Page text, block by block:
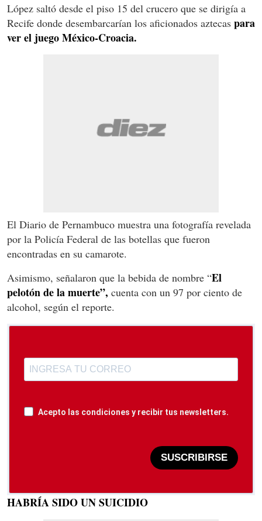
López saltó desde el piso 15 del crucero que se dirigía a
Recife donde desembarcarían los aficionados aztecas para
ver el juego México-Croacia.
El Diario de Pernambuco muestra una fotografía revelada
por la Policía Federal de las botellas que fueron
encontradas en su camarote.
Asimismo, señalaron que la bebida de nombre “El
pelotón de la muerte”, cuenta con un 97 por ciento de
alcohol, según el reporte.
Acepto las condiciones y recibir tus newsletters.
SUSCRIBIRSE
HABRÍA SIDO UN SUICIDIO